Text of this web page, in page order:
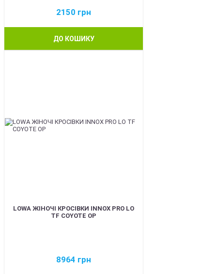
2150 грн
ДО КОШИКУ
LOWA ЖІНОЧІ КРОСІВКИ INNOX PRO LO
TF COYOTE OP
8964 грн